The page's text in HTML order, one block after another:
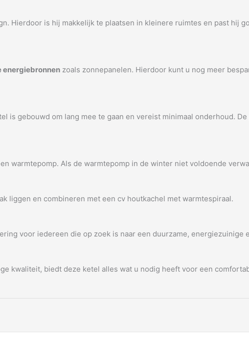
Hierdoor is hij makkelijk te plaatsen in kleinere ruimtes en past hij
zoals zonnepanelen. Hierdoor kunt u nog meer
is gebouwd om lang mee te gaan en vereist minimaal onderhoud.
warmtepomp. Als de warmtepomp in de winter niet voldoende
liggen en combineren met een cv houtkachel met warmtespiraal.
voor iedereen die op zoek is naar een duurzame, energiezuinige
kwaliteit, biedt deze ketel alles wat u nodig heeft voor een